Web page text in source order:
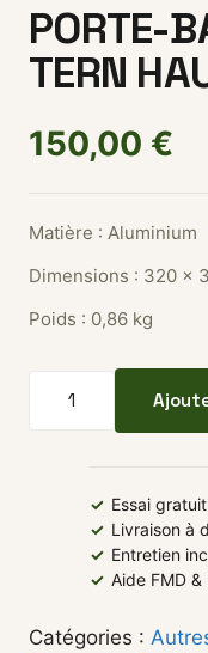
PORTE-
TERN
150,00 €
Matière : Aluminium
Dimensions : 320 ×
Poids : 0,86 kg
✓ Essai
✓ Livraison à
✓ Entretien
✓ Aide FMD
Catégories :